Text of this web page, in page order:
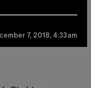
7, 2018, 4:33am